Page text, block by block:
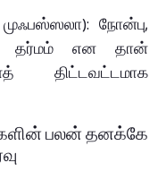
நோன்பு,
தர்மம் என தான்
திட்டவட்டமாக
பலன் தனக்கே